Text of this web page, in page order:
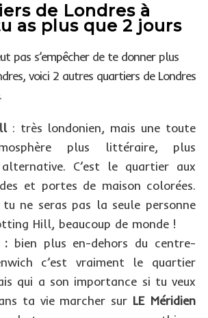
de Londres à
as plus que 2 jours
pas s’empêcher de te donner plus
voici 2 autres quartiers de Londres
: très londonien, mais une toute
plus littéraire, plus
C’est le quartier aux
et portes de maison colorées.
ne seras pas la seule personne
Hill, beaucoup de monde !
:bien plus en-dehors du centre-
c’est vraiment le quartier
qui a son importance si tu veux
ta vie marcher sur LE Méridien